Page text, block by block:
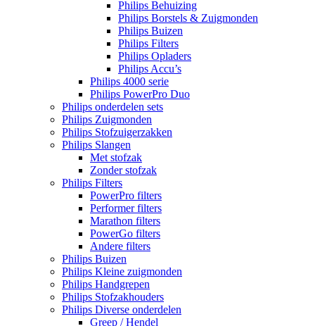
Philips Behuizing
Philips Borstels & Zuigmonden
Philips Buizen
Philips Filters
Philips Opladers
Philips Accu’s
Philips 4000 serie
Philips PowerPro Duo
Philips onderdelen sets
Philips Zuigmonden
Philips Stofzuigerzakken
Philips Slangen
Met stofzak
Zonder stofzak
Philips Filters
PowerPro filters
Performer filters
Marathon filters
PowerGo filters
Andere filters
Philips Buizen
Philips Kleine zuigmonden
Philips Handgrepen
Philips Stofzakhouders
Philips Diverse onderdelen
Greep / Hendel